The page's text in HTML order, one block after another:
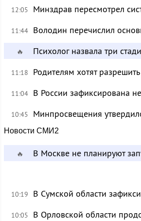
12:05 Минздрав пересмотрел
11:44 Володин перечислил
🔥 Психолог назвала три
11:18 Родителям хотят
11:04 В России зафиксирована
10:45 Минпросвещения
Новости СМИ2
🔥 В Москве не планируют
10:19 В Сумской области
10:05 В Орловской области